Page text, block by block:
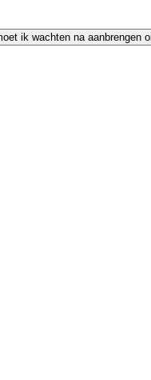
ik wachten na aanbrengen